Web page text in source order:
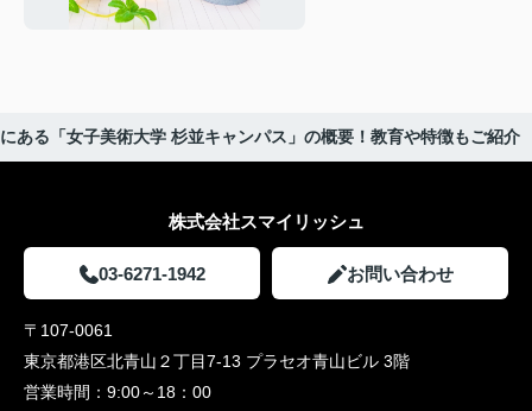
ある「女子美術大学 杉並キャンパス」の概要！教育や特徴もご紹介
株式会社スマイリッシュ
03-6271-1942 お問い合わせ
〒107-0061
東京都港区北青山２丁目7-13 プラセオ青山ビル 3階
営業時間： 9:00～18：00